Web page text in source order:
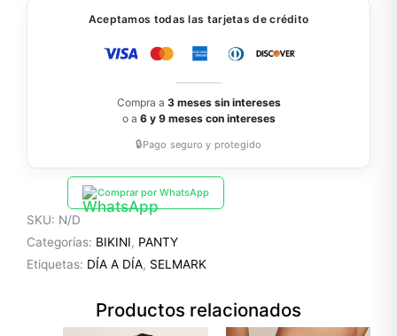
Aceptamos todas las tarjetas de crédito
Compra a 3 meses sin intereses
o a 6 y 9 meses con intereses
🔒Pago seguro y protegido
Comprar por WhatsApp
SKU: N/D
Categorías: BIKINI, PANTY
Etiquetas: DÍA A DÍA, SELMARK
Productos relacionados